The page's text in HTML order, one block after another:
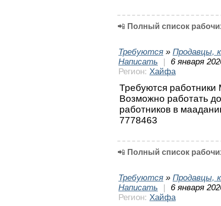
📲 Полный список
Требуются » Продавцы,
Написать
|
6 января
Регион: Хайфа
Требуются
Возможно работать
работников в
7778463
📲 Полный список
Требуются » Продавцы,
Написать
|
6 января
Регион: Хайфа